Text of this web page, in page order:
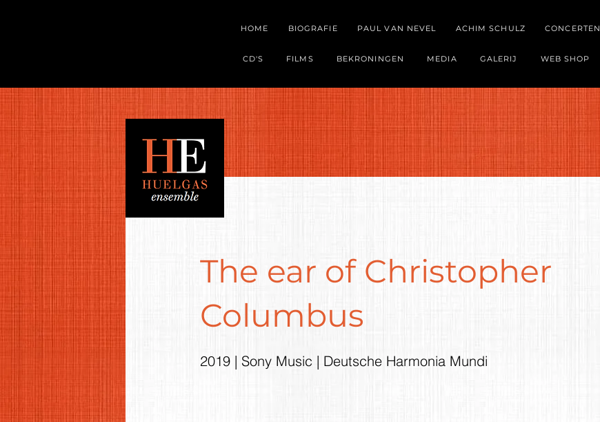
HOME BIOGRAFIE PAUL VAN NEVEL ACHIM SCHULZ CONCERTEN
CD'S FILMS BEKRONINGEN MEDIA GALERIJ WEB SHOP
The ear of Christopher
Columbus
2019 | Sony Music | Deutsche Harmonia Mundi